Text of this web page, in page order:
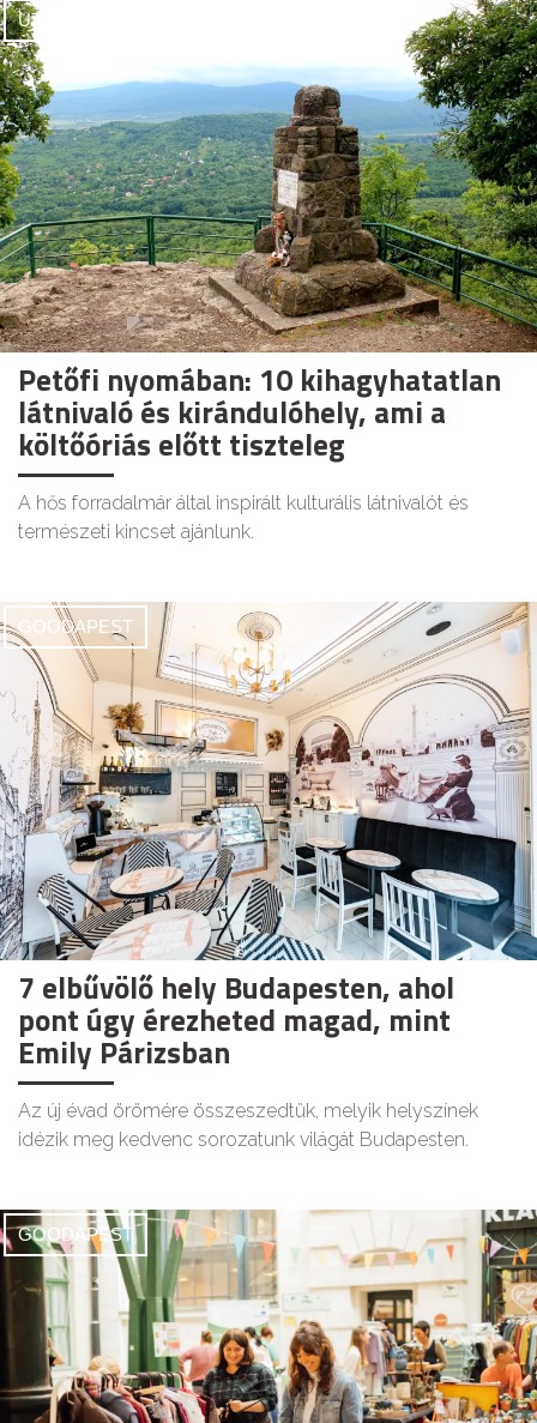
UTAZÁS
Petőfi nyomában: 10 kihagyhatatlan
látnivaló és kirándulóhely, ami a
költőóriás előtt tiszteleg
A hős forradalmár által inspirált kulturális látnivalót és
természeti kincset ajánlunk.
GOODAPEST
7 elbűvölő hely Budapesten, ahol
pont úgy érezheted magad, mint
Emily Párizsban
Az új évad örömére összeszedtük, melyik helyszínek
idézik meg kedvenc sorozatunk világát Budapesten.
GOODAPEST